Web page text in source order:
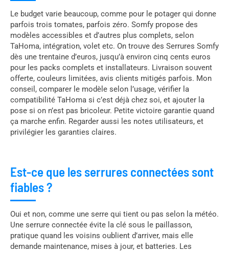
Le budget varie beaucoup, comme pour le potager qui donne
parfois trois tomates, parfois zéro. Somfy propose des
modèles accessibles et d’autres plus complets, selon
TaHoma, intégration, volet etc. On trouve des Serrures Somfy
dès une trentaine d’euros, jusqu’à environ cinq cents euros
pour les packs complets et installateurs. Livraison souvent
offerte, couleurs limitées, avis clients mitigés parfois. Mon
conseil, comparer le modèle selon l’usage, vérifier la
compatibilité TaHoma si c’est déjà chez soi, et ajouter la
pose si on n’est pas bricoleur. Petite victoire garantie quand
ça marche enfin. Regarder aussi les notes utilisateurs, et
privilégier les garanties claires.
Est-ce que les serrures connectées sont
fiables ?
Oui et non, comme une serre qui tient ou pas selon la météo.
Une serrure connectée évite la clé sous le paillasson,
pratique quand les voisins oublient d’arriver, mais elle
demande maintenance, mises à jour, et batteries. Les